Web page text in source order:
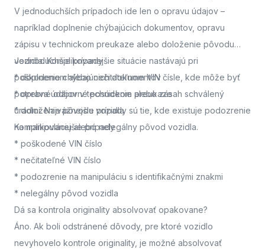
V jednoduchších prípadoch ide len o opravu údajov –
napríklad doplnenie chýbajúcich dokumentov, opravu
zápisu v technickom preukaze alebo doloženie pôvodu
vozidla. Komplikovanejšie situácie nastávajú pri
poškodenom alebo nečitateľnom VIN čísle, kde môže byť
potrebné odborné posúdenie alebo zásah schválený
úradmi. Najvážnejšie prípady sú tie, kde existuje podozrenie
na manipuláciu alebo nelegálny pôvod vozidla.
Jednoduchšie prípady
* doplnenie chýbajúcich dokumentov
* oprava údajov v technickom preukaze
* doloženie pôvodu vozidla
Komplikovanejšie prípady
* poškodené VIN číslo
* nečitateľné VIN číslo
* podozrenie na manipuláciu s identifikačnými znakmi
* nelegálny pôvod vozidla
Dá sa kontrola originality absolvovať opakovane?
Áno. Ak boli odstránené dôvody, pre ktoré vozidlo
nevyhovelo kontrole originality, je možné absolvovať